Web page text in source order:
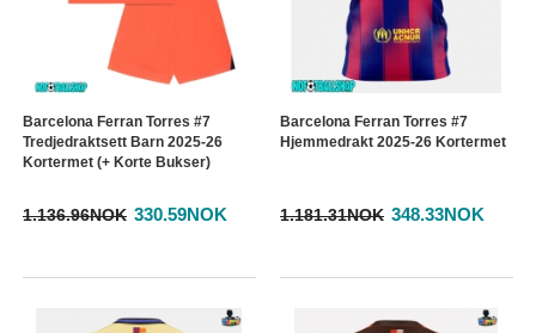
Barcelona Ferran Torres #7
Tredjedraktsett Barn 2025-26
Kortermet (+ Korte Bukser)
1.136.96NOK 330.59NOK
Barcelona Ferran Torres #7
Hjemmedrakt 2025-26 Kortermet
1.181.31NOK 348.33NOK